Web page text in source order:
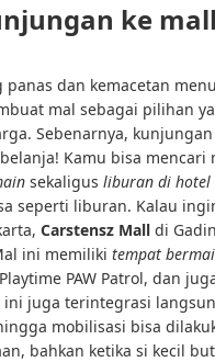
ke
panas dan kemacetan
mal sebagai pilihan
Sebenarnya,
Kamu bisa mencari
sekaligus liburan di hotel
seperti liburan. Kalau
Carstensz Mall di
ini memiliki tempat
PAW Patrol, dan
ini juga terintegrasi
mobilisasi bisa
bahkan ketika si kecil